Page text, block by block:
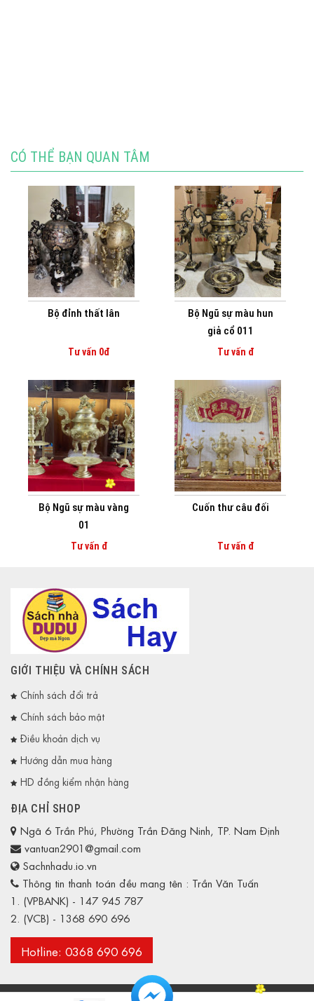
CÓ THỂ BẠN QUAN TÂM
Bộ đỉnh thất lân
Tư vấn 0đ
Bộ Ngũ sự màu hun
giả cổ 011
Tư vấn đ
Bộ Ngũ sự màu vàng
01
Tư vấn đ
Cuốn thư câu đối
Tư vấn đ
GIỚI THIỆU VÀ CHÍNH SÁCH
Chính sách đổi trả
Chính sách bảo mật
Điều khoản dịch vụ
Hướng dẫn mua hàng
HD đồng kiểm nhận hàng
ĐỊA CHỈ SHOP
Ngã 6 Trần Phú, Phường Trần Đăng Ninh, TP. Nam Định
vantuan2901@gmail.com
Sachnhadu.io.vn
Thông tin thanh toán đều mang tên : Trần Văn Tuấn
1. (VPBANK) - 147 945 787
2. (VCB) - 1368 690 696
Hotline: 0368 690 696